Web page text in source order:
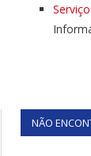
NÃO